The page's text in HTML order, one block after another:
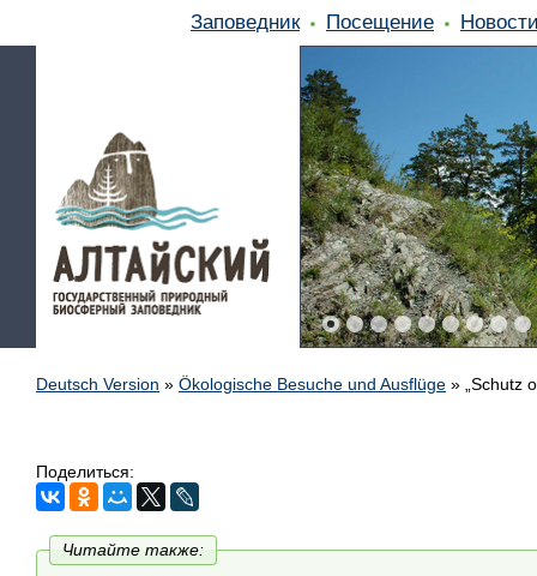
Заповедник Посещение
Deutsch Version » Ökologische Besuche und Ausflüge » „Schutz
Поделиться:
Читайте также: